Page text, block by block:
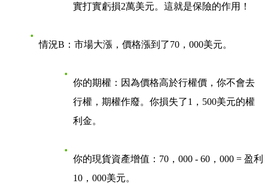
實打實虧損2萬美元。這就是保險的作用！
情況B：市場大漲，價格漲到了70，000美元。
你的期權：因為價格高於行權價，你不會去
行權，期權作廢。你損失了1，500美元的權
利金。
你的現貨資產增值：70，000 - 60，000 = 盈利
10，000美元。